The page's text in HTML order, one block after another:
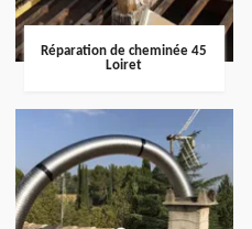
Réparation de cheminée 45
Loiret